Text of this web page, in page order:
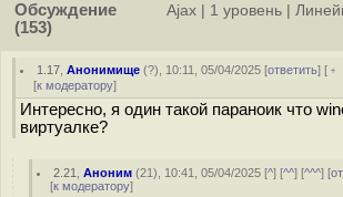
Обсуждение
(153)
Ajax 1 уровень
1.17 ,Анонимище (?), 10:11, 05/04/2025 [ответить] [
[к модератору]
Интересно, я один такой параноик что
виртуалке?
2.21 ,Аноним (21), 10:41, 05/04/2025 [^] [^^] [^^^] [
[к модератору]